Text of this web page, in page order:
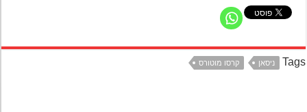
ניסאן קרסו מוטורס